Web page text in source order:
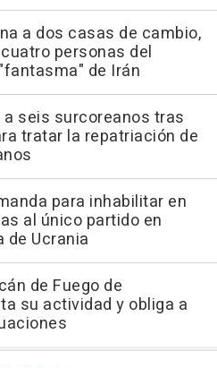
a dos casas de cambio,
personas del
de Irán
a seis surcoreanos tras
tratar la repatriación de
para inhabilitar en
al único partido en
de Ucrania
de Fuego de
su actividad y obliga a